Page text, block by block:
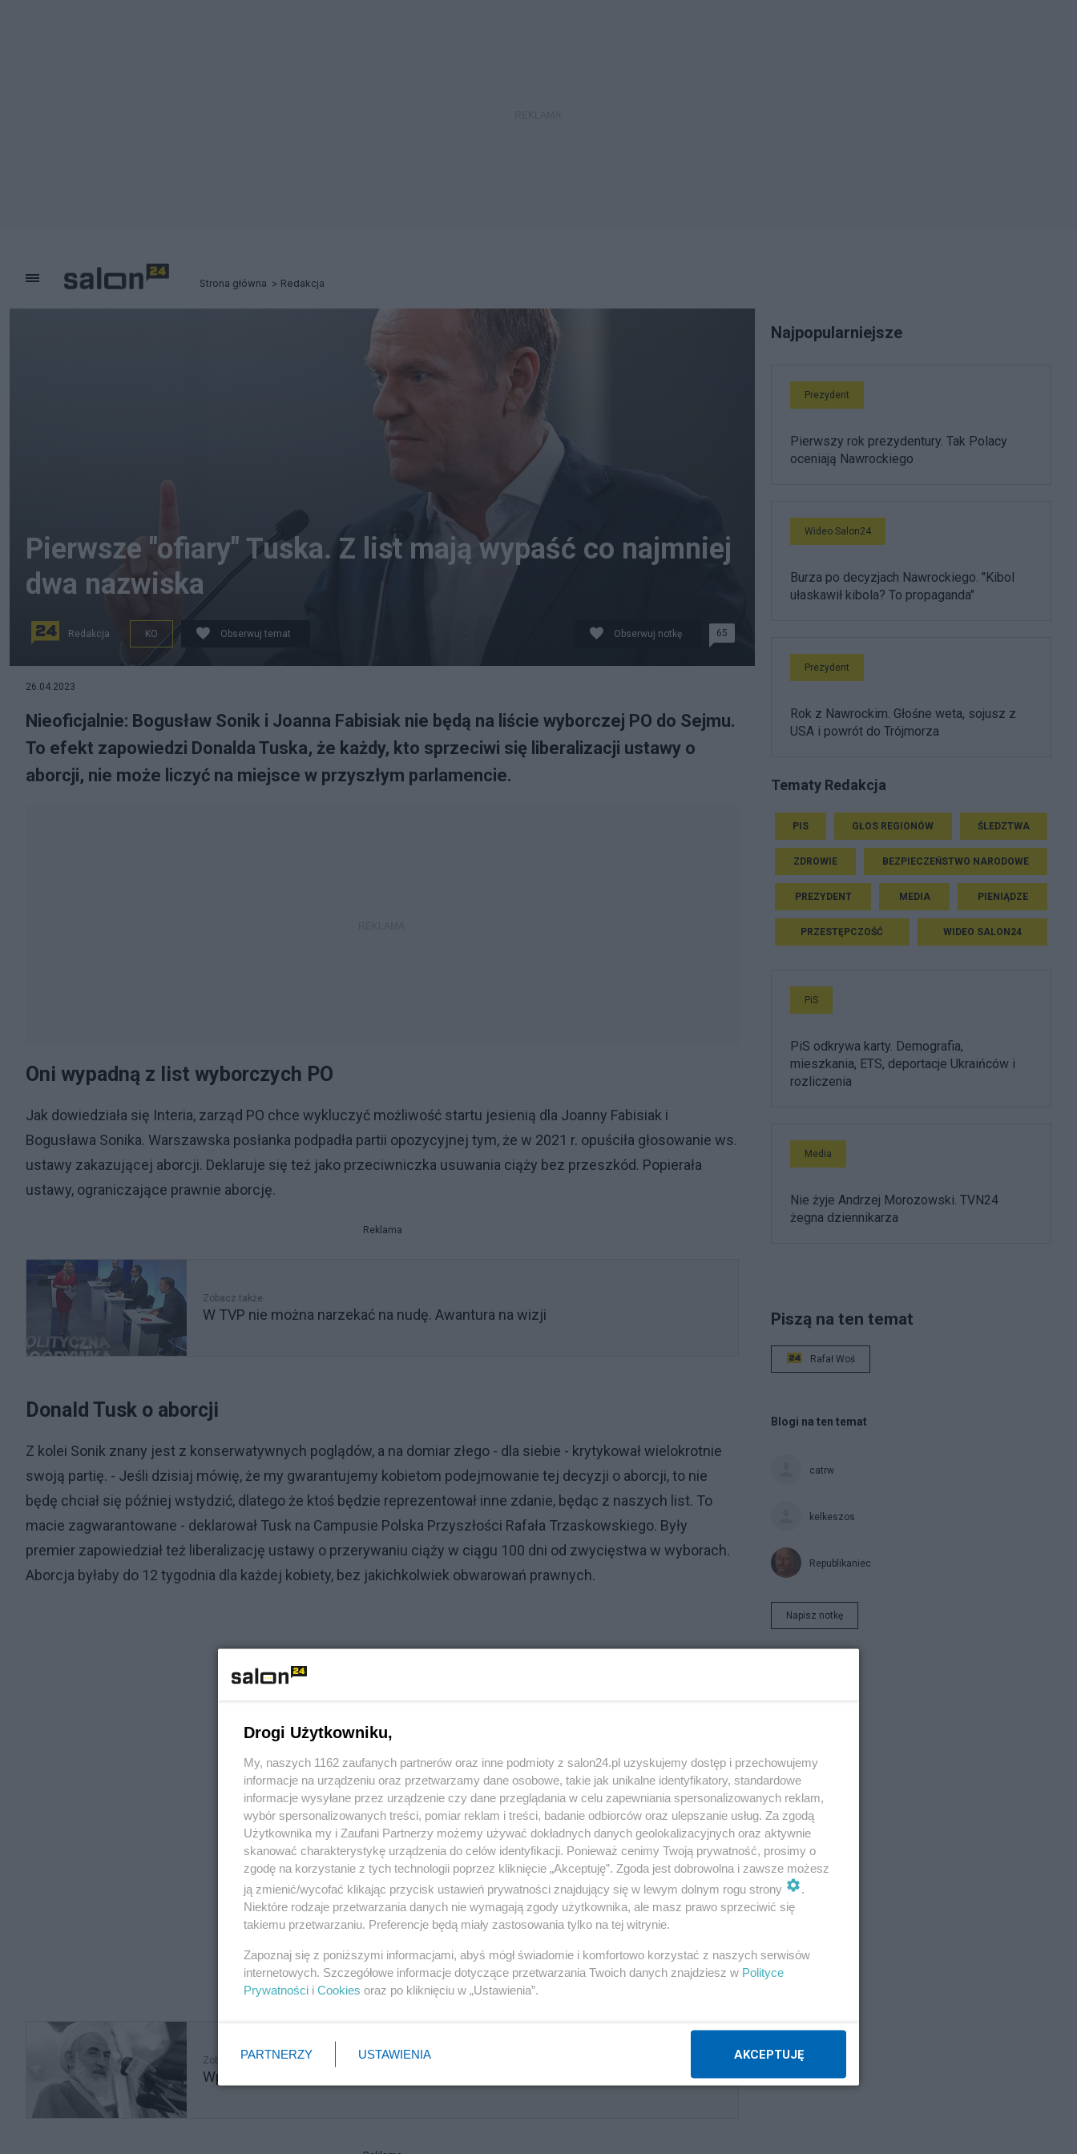
Strona główna Redakcja
Pierwsze "ofiary" Tuska. Z list mają wypaść co najmniej
dwa nazwiska
Redakcja KO Obserwuj temat Obserwuj notkę 65
26.04.2023
Nieoficjalnie: Bogusław Sonik i Joanna Fabisiak nie będą na liście wyborczej PO do Sejmu.
To efekt zapowiedzi Donalda Tuska, że każdy, kto sprzeciwi się liberalizacji ustawy o
aborcji, nie może liczyć na miejsce w przyszłym parlamencie.
Oni wypadną z list wyborczych PO
Jak dowiedziała się Interia, zarząd PO chce wykluczyć możliwość startu jesienią dla Joanny Fabisiak i
Bogusława Sonika. Warszawska posłanka podpadła partii opozycyjnej tym, że w 2021 r. opuściła głosowanie ws.
ustawy zakazującej aborcji. Deklaruje się też jako przeciwniczka usuwania ciąży bez przeszkód. Popierała
ustawy, ograniczające prawnie aborcję.
Reklama
Zobacz także
W TVP nie można narzekać na nudę. Awantura na wizji
Donald Tusk o aborcji
Z kolei Sonik znany jest z konserwatywnych poglądów, a na domiar złego - dla siebie - krytykował wielokrotnie
swoją partię. - Jeśli dzisiaj mówię, że my gwarantujemy kobietom podejmowanie tej decyzji o aborcji, to nie
będę chciał się później wstydzić, dlatego że ktoś będzie reprezentował inne zdanie, będąc z naszych list. To
macie zagwarantowane - deklarował Tusk na Campusie Polska Przyszłości Rafała Trzaskowskiego. Były
premier zapowiedział też liberalizację ustawy o przerywaniu ciąży w ciągu 100 dni od zwycięstwa w wyborach.
Aborcja byłaby do 12 tygodnia dla każdej kobiety, bez jakichkolwiek obwarowań prawnych.
Zobacz także
Wpływowy ajatollah nie żyje. Sensacyjna wersja zdarzeń
Najpopularniejsze
Prezydent
Pierwszy rok prezydentury. Tak Polacy
oceniają Nawrockiego
Wideo Salon24
Burza po decyzjach Nawrockiego. "Kibol
ułaskawił kibola? To propaganda"
Prezydent
Rok z Nawrockim. Głośne weta, sojusz z
USA i powrót do Trójmorza
Tematy Redakcja
PIS GŁOS REGIONÓW ŚLEDZTWA
ZDROWIE BEZPIECZEŃSTWO NARODOWE
PREZYDENT MEDIA PIENIĄDZE
PRZESTĘPCZOŚĆ WIDEO SALON24
PiS
PiS odkrywa karty. Demografia,
mieszkania, ETS, deportacje Ukraińców i
rozliczenia
Media
Nie żyje Andrzej Morozowski. TVN24
żegna dziennikarza
Piszą na ten temat
Rafał Woś
Blogi na ten temat
catrw
kelkeszos
Republikaniec
Napisz notkę
Drogi Użytkowniku,
My, naszych 1162 zaufanych partnerów oraz inne podmioty z salon24.pl uzyskujemy dostęp i przechowujemy
informacje na urządzeniu oraz przetwarzamy dane osobowe, takie jak unikalne identyfikatory, standardowe
informacje wysyłane przez urządzenie czy dane przeglądania w celu zapewniania spersonalizowanych reklam,
wybór spersonalizowanych treści, pomiar reklam i treści, badanie odbiorców oraz ulepszanie usług. Za zgodą
Użytkownika my i Zaufani Partnerzy możemy używać dokładnych danych geolokalizacyjnych oraz aktywnie
skanować charakterystykę urządzenia do celów identyfikacji. Ponieważ cenimy Twoją prywatność, prosimy o
zgodę na korzystanie z tych technologii poprzez kliknięcie „Akceptuję”. Zgoda jest dobrowolna i zawsze możesz
ją zmienić/wycofać klikając przycisk ustawień prywatności znajdujący się w lewym dolnym rogu strony
.
Niektóre rodzaje przetwarzania danych nie wymagają zgody użytkownika, ale masz prawo sprzeciwić się
takiemu przetwarzaniu. Preferencje będą miały zastosowania tylko na tej witrynie.
Zapoznaj się z poniższymi informacjami, abyś mógł świadomie i komfortowo korzystać z naszych serwisów
internetowych. Szczegółowe informacje dotyczące przetwarzania Twoich danych znajdziesz w Polityce
Prywatności i Cookies oraz po kliknięciu w „Ustawienia”.
PARTNERZY USTAWIENIA AKCEPTUJĘ